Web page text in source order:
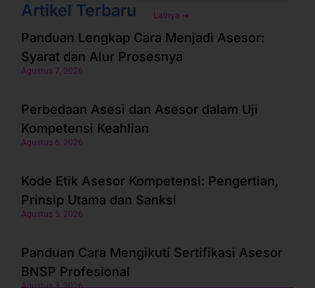
Artikel Terbaru Lainya ➜
Panduan Lengkap Cara Menjadi Asesor:
Syarat dan Alur Prosesnya
Agustus 7, 2026
Perbedaan Asesi dan Asesor dalam Uji
Kompetensi Keahlian
Agustus 6, 2026
Kode Etik Asesor Kompetensi: Pengertian,
Prinsip Utama dan Sanksi
Agustus 5, 2026
Panduan Cara Mengikuti Sertifikasi Asesor
BNSP Profesional
Agustus 3, 2026